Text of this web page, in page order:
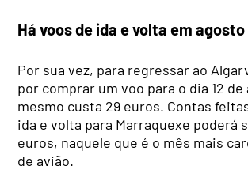
Há voos de ida e volta em
Por sua vez, para regressar ao
por comprar um voo para o dia 12
mesmo custa 29 euros. Contas
ida e volta para Marraquexe poderá
euros, naquele que é o mês mais
de avião.